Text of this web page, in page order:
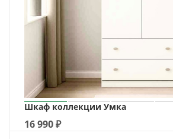
Шкаф коллекции Умка
16 990₽